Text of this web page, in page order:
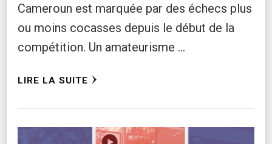
Cameroun est marquée par des échecs plus
ou moins cocasses depuis le début de la
compétition. Un amateurisme …
LIRE LA SUITE